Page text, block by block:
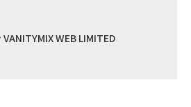
WEB LIMITED